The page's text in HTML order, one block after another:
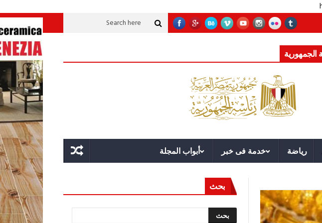
لماذا تُنشئ الدول كيانات تنموية عملاقة؟ قوة الدولة.. عندما يصبح التخطيط خط الدفاع الأول القيادة
الجمهورية
رياضة خدمة فى خبر أبواب المجلة
بحث